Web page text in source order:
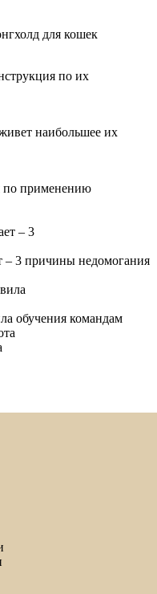
для кошек
по их
наибольшее их
по применению
– 3 причины недомогания
обучения командам